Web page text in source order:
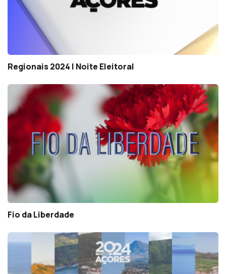
Regionais 2024 | Noite Eleitoral
Fio da Liberdade